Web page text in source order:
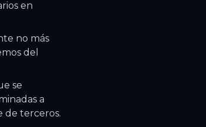
en
no más
del
se
a
de terceros.